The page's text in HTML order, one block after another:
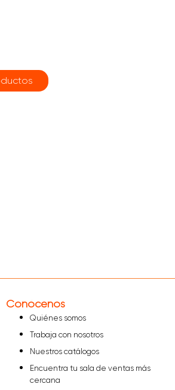
Conócenos
Quiénes somos
Trabaja con nosotros
Nuestros catálogos
Encuentra tu sala de ventas más
cercana